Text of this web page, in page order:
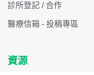
診所登記 / 合作
醫療信箱 - 投稿專區
資源